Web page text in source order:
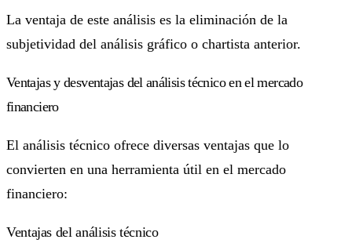
La ventaja de este análisis es la eliminación de la
subjetividad del análisis gráfico o chartista anterior.
Ventajas y desventajas del análisis técnico en el mercado
financiero
El análisis técnico ofrece diversas ventajas que lo
convierten en una herramienta útil en el mercado
financiero:
Ventajas del análisis técnico